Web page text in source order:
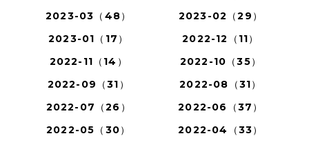
2023-03（48）
2023-02（29）
2023-01（17）
2022-12（11）
2022-11（14）
2022-10（35）
2022-09（31）
2022-08（31）
2022-07（26）
2022-06（37）
2022-05（30）
2022-04（33）